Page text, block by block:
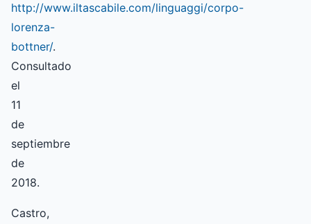
http://www.iltascabile.com/linguaggi/corpo-
lorenza-
bottner/.
Consultado
el
11
de
septiembre
de
2018.
Castro,